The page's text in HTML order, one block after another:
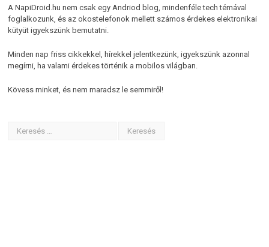
A NapiDroid.hu nem csak egy Andriod blog, mindenféle tech témával
foglalkozunk, és az okostelefonok mellett számos érdekes elektronikai
kütyüt igyekszünk bemutatni.
Minden nap friss cikkekkel, hírekkel jelentkezünk, igyekszünk azonnal
megírni, ha valami érdekes történik a mobilos világban.
Kövess minket, és nem maradsz le semmiről!